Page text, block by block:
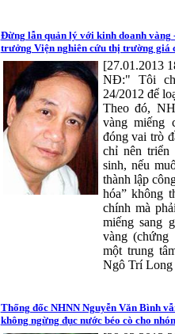
Đừng lẫn quản lý với kinh doanh vàng
trưởng Viện nghiên cứu thị trường giá
[27.01.2013
NĐ:" Tôi
24/2012 để
Theo đó,
vàng miếng
đóng vai trò
chỉ nên triển
sinh, nếu
thành lập
hóa” không
chính mà
miếng sang
vàng
một trung
Ngô Trí Long
Thống đốc NHNN Nguyễn Văn Bình
không ngừng đục nước béo cò cho